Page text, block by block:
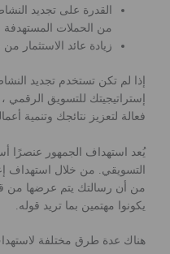
القدرة على تجديد
من الحملات المستهدفة
زيادة عائد الاستثمار
إذا لم تكن تستخدم تجديد
إستراتيجيتك للتسويق الرقمي
فعالة لتعزيز نتائجك وتنمية
يُعد استهداف الجمهور عنصرًا
التسويقي. من خلال استهداف
من أن رسالتك يتم عرضها من
يكونوا مهتمين بما تريد قوله.
هناك عدة طرق مختلفة